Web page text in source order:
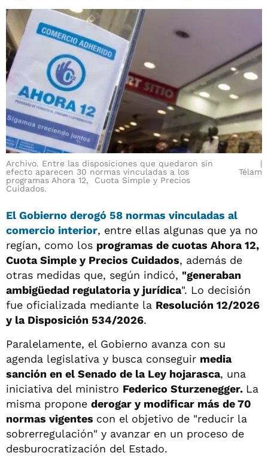
Archivo. Entre las disposiciones que quedaron sin
efecto aparecen 30 normas vinculadas a los
programas Ahora 12, Cuota Simple y Precios
Cuidados.
Télam
El Gobierno derogó 58 normas vinculadas al
comercio interior, entre ellas algunas que ya no
regían, como los programas de cuotas Ahora 12,
Cuota Simple y Precios Cuidados, además de
otras medidas que, según indicó, "generaban
ambigüedad regulatoria y jurídica". Lo decisión
fue oficializada mediante la Resolución 12/2026
y la Disposición 534/2026.
Paralelamente, el Gobierno avanza con su
agenda legislativa y busca conseguir media
sanción en el Senado de la Ley hojarasca, una
iniciativa del ministro Federico Sturzenegger. La
misma propone derogar y modificar más de 70
normas vigentes con el objetivo de "reducir la
sobrerregulación" y avanzar en un proceso de
desburocratización del Estado.